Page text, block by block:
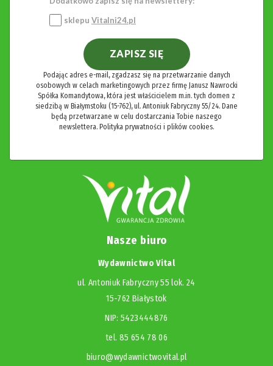
sklepu Vitalni24.pl
ZAPISZ SIĘ
Podając adres e-mail, zgadzasz się na przetwarzanie danych
osobowych w celach marketingowych przez firmę Janusz Nawrocki
Spółka Komandytowa, która jest właścicielem m.in. tych domen z
siedzibą w Białymstoku (15-762), ul. Antoniuk Fabryczny 55/24. Dane
będą przetwarzane w celu dostarczania Tobie naszego
newslettera. Polityka prywatności i plików cookies.
Nasze biuro
Wydawnictwo Vital
ul. Antoniuk Fabryczny 55 lok. 24
15-762 Białystok
NIP: 5423444876
tel. 85 654 78 06
biuro@wydawnictwovital.pl